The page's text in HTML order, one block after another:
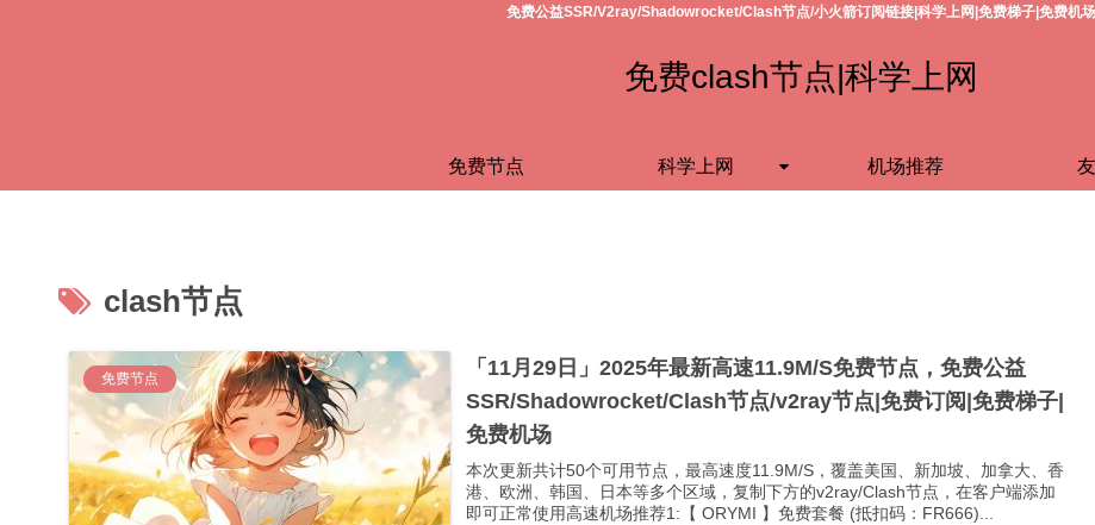
免费公益SSR/V2ray/Shadowrocket/Clash节点/小火箭订阅链接|科学上网|免费梯子|免费机场
免费clash节点|科学上网
免费节点 科学上网 机场推荐
clash节点
免费节点
「11月29日」2025年最新高速11.9M/S免费节点，免费公益
SSR/Shadowrocket/Clash节点/v2ray节点|免费订阅|免费梯子|
免费机场
本次更新共计50个可用节点，最高速度11.9M/S，覆盖美国、新加坡、加拿大、香
港、欧洲、韩国、日本等多个区域，复制下方的v2ray/Clash节点，在客户端添加
即可正常使用高速机场推荐1:【 ORYMI 】免费套餐 (抵扣码：FR666)...